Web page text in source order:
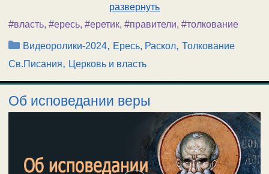
развернуть
#власть, #ересь, #еретик, #правители, #толкование
Рубрики
Видеоролики-2024, Ересь, Раскол,Толкование
Св.Писания, Церковь и власть
Об исповедании веры